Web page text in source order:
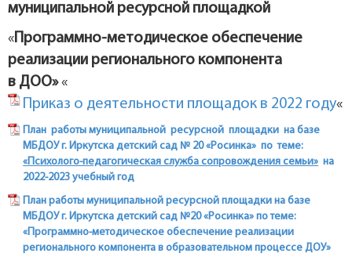
муниципальной ресурсной площадкой
«Программно-методическое обеспечение
реализации регионального компонента
в ДОО»«
Приказ о деятельности площадок в 2022 году«
План работы муниципальной ресурсной площадки на базе
МБДОУ г. Иркутска детский сад № 20 «Росинка» по теме:
«Психолого-педагогическая служба сопровождения семьи» на
2022-2023 учебный год
План работы муниципальной ресурсной площадки на базе
МБДОУ г. Иркутска детский сад №20 «Росинка» по теме:
«Программно-методическое обеспечение реализации
регионального компонента в образовательном процессе ДОУ»